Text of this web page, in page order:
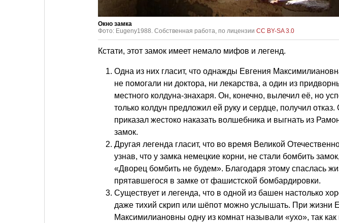
Окно замка
Фото: Eugeny1988. Собственная работа, по лицензии CC BY-SA 3.0
Кстати, этот замок имеет немало мифов и легенд.
Одна из них гласит, что однажды Евгения
не помогали ни доктора, ни лекарства, а один из
местного колдуна-знахаря. Он, конечно, вылечил её, но
только колдун предложил ей руку и сердце, получил отказ.
приказал жестоко наказать волшебника и выгнать из
замок.
Другая легенда гласит, что во время Великой
узнав, что у замка немецкие корни, не стали бомбить
«Дворец бомбить не будем». Благодаря этому спаслась
прятавшегося в замке от фашистской бомбардировки.
Существует и легенда, что в одной из башен настолько
даже тихий скрип или шёпот можно услышать. При жизни
Максимилиановны одну из комнат называли «ухо», так